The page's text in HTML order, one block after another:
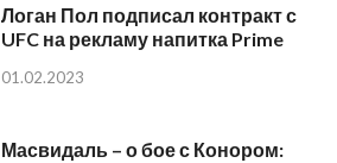
Логан Пол подписал контракт с
UFC на рекламу напитка Prime
01.02.2023
Масвидаль – о бое с Конором: